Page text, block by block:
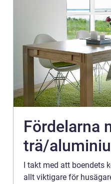
Fördelarna
trä/
I takt med att boendets
allt viktigare för